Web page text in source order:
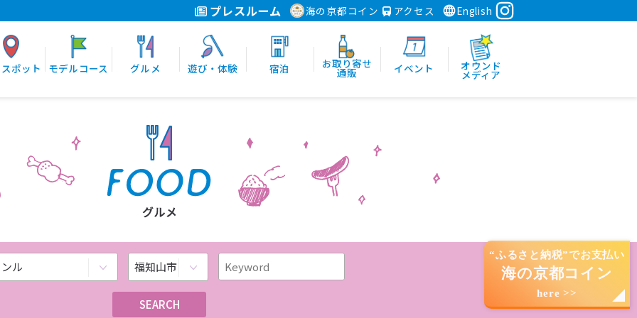
プレスルーム 海の京都コイン アクセス English
ポット モデルコース グルメ 遊び・体験 宿泊 お取り寄せ
通販 イベント オウンド
メディア
“ふるさと納税”でお支払い
海の京都コイン
here >>